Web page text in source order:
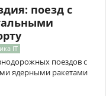
поезд с
IT
поездов с
ядерными ракетами